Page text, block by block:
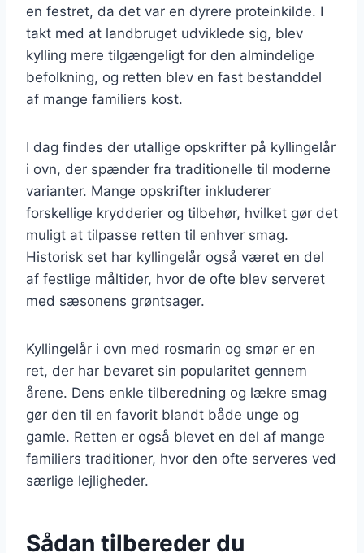
en festret, da det var en dyrere proteinkilde. I
takt med at landbruget udviklede sig, blev
kylling mere tilgængeligt for den almindelige
befolkning, og retten blev en fast bestanddel
af mange familiers kost.
I dag findes der utallige opskrifter på kyllingelår
i ovn, der spænder fra traditionelle til moderne
varianter. Mange opskrifter inkluderer
forskellige krydderier og tilbehør, hvilket gør det
muligt at tilpasse retten til enhver smag.
Historisk set har kyllingelår også været en del
af festlige måltider, hvor de ofte blev serveret
med sæsonens grøntsager.
Kyllingelår i ovn med rosmarin og smør er en
ret, der har bevaret sin popularitet gennem
årene. Dens enkle tilberedning og lækre smag
gør den til en favorit blandt både unge og
gamle. Retten er også blevet en del af mange
familiers traditioner, hvor den ofte serveres ved
særlige lejligheder.
Sådan tilbereder du